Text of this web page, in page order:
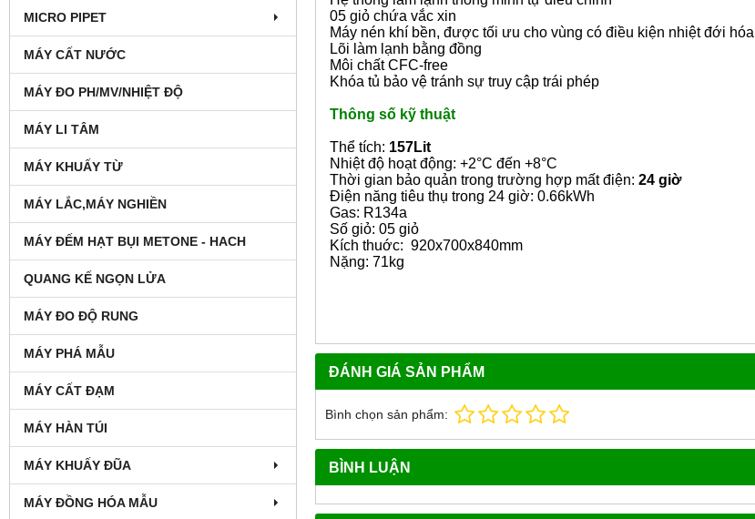
MICRO PIPET
MÁY CẤT NƯỚC
MÁY ĐO PH/MV/NHIỆT ĐỘ
MÁY LI TÂM
MÁY KHUẤY TỪ
MÁY LẮC,MÁY NGHIỀN
MÁY ĐẾM HẠT BỤI METONE - HACH
QUANG KẾ NGỌN LỬA
MÁY ĐO ĐỘ RUNG
MÁY PHÁ MẪU
MÁY CẤT ĐẠM
MÁY HÀN TÚI
MÁY KHUẤY ĐŨA
MÁY ĐỒNG HÓA MẪU
05 giỏ chứa vắc xin
Máy nén khí bền, được tối ưu cho vùng có điều kiện nhiệt đới hóa
Lõi làm lạnh bằng đồng
Môi chất CFC-free
Khóa tủ bảo vệ tránh sự truy cập trái phép
Thông số kỹ thuật
Thể tích: 157Lit
Nhiệt độ hoạt động: +2°C đến +8°C
Thời gian bảo quản trong trường hợp mất điện: 24 giờ
Điện năng tiêu thụ trong 24 giờ: 0.66kWh
Gas: R134a
Số giỏ: 05 giỏ
Kích thuớc: 920x700x840mm
Nặng: 71kg
ĐÁNH GIÁ SẢN PHẨM
Bình chọn sản phẩm:
BÌNH LUẬN